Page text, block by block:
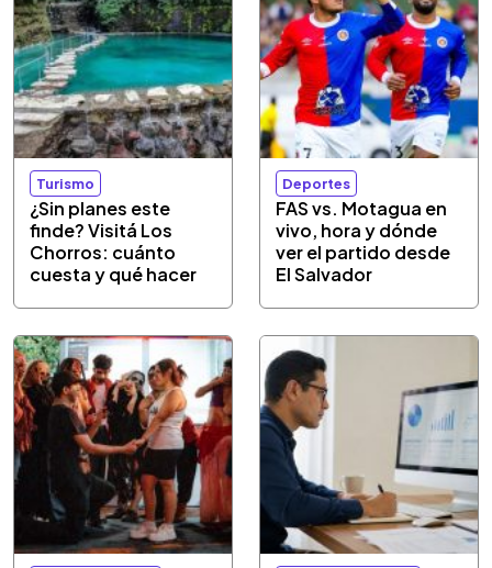
Turismo
¿Sin planes este
finde? Visitá Los
Chorros: cuánto
cuesta y qué hacer
Deportes
FAS vs. Motagua en
vivo, hora y dónde
ver el partido desde
El Salvador